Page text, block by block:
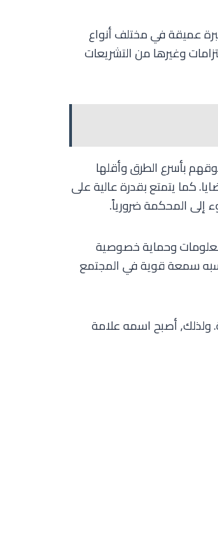
عميقة في مختلف أنواع
وغيرها من التشريعات
بأسرع الطرق وأقلها
كما يتمتع بقدرة عالية على
إلى المحكمة ضرورياً.
وحماية خصوصية
سمعة قوية في المجتمع
أصبح اسمه علامة